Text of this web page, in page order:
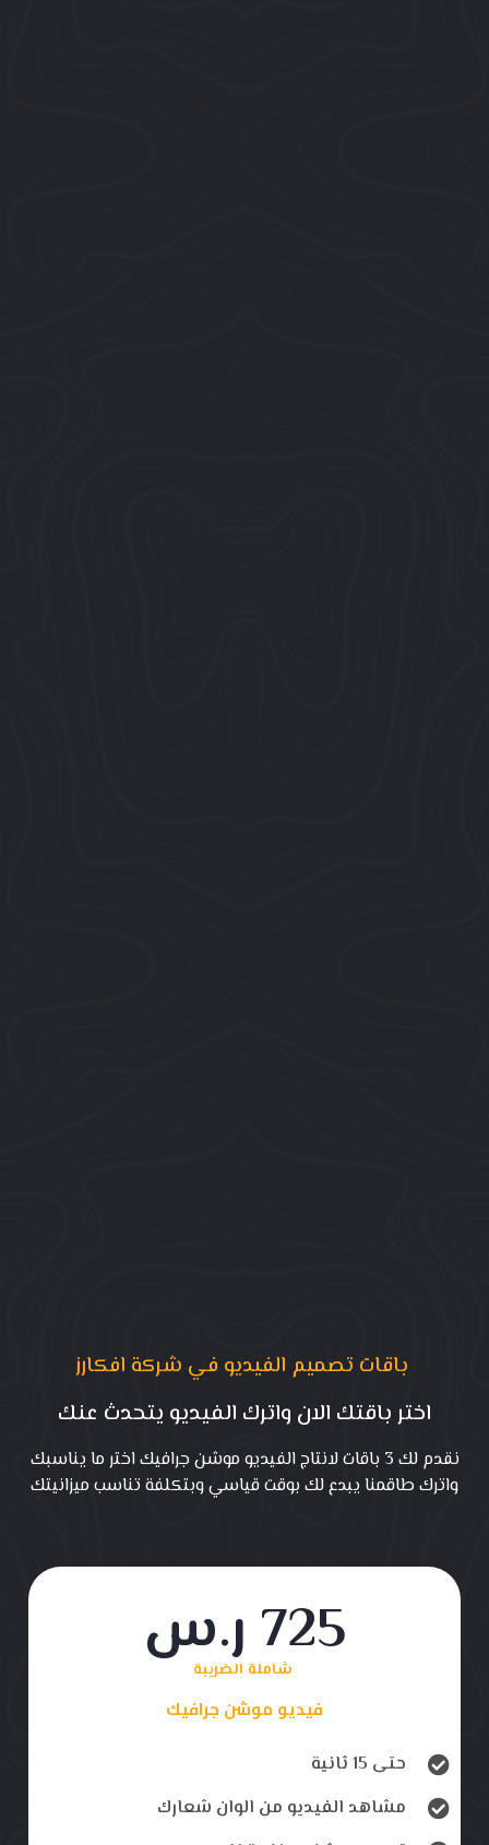
باقات تصميم الفيديو في شركة افكارز
اختر باقتك الان واترك الفيديو يتحدث عنك
نقدم لك 3 باقات لانتاج الفيديو موشن جرافيك اختر ما يناسبك
واترك طاقمنا يبدع لك بوقت قياسي وبتكلفة تناسب ميزانيتك
725 ر.سشاملة الضريبة
فيديو موشن جرافيك
حتى 15 ثانية
مشاهد الفيديو من الوان شعارك